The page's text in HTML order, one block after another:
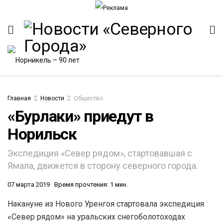
Главная Новости Общество
«Бурлаки» приедут в
Норильск
Экспедиция «Север рядом», стартовавшая с
Ямала, движется в сторону северного города.
07 марта 2019 Время прочтения: 1 мин.
Накануне из Нового Уренгоя стартовала экспедиция
«Север рядом» на уральских снегоболотоходах